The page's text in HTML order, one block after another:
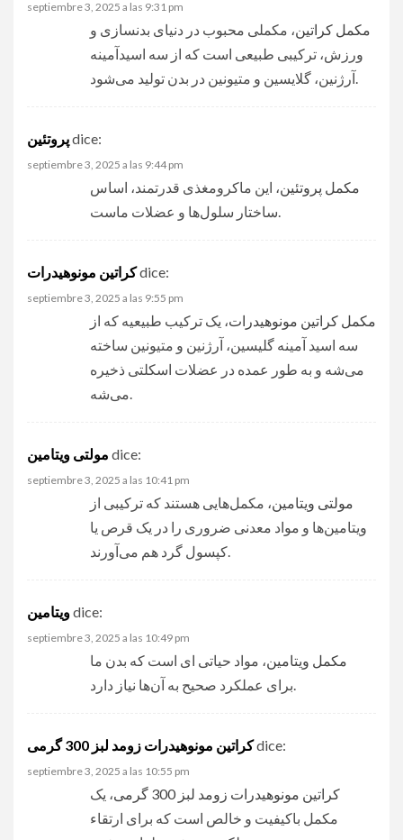
septiembre 3, 2025 a las 9:31 pm
مکمل کراتین، مکملی محبوب در دنیای بدنسازی و
ورزش، ترکیبی طبیعی است که از سه اسیدآمینه
آرژنین، گلایسین و متیونین در بدن تولید می‌شود.
پروتئینdice:
septiembre 3, 2025 a las 9:44 pm
مکمل پروتئین، این ماکرومغذی قدرتمند، اساس
ساختار سلول‌ها و عضلات ماست.
کراتین مونوهیدراتdice:
septiembre 3, 2025 a las 9:55 pm
مکمل کراتین مونوهیدرات، یک ترکیب طبیعیه که از
سه اسید آمینه گلیسین، آرژنین و متیونین ساخته
می‌شه و به طور عمده در عضلات اسکلتی ذخیره
می‌شه.
dice:
septiembre 3, 2025 a las 10:41 pm
مولتی‌ ویتامین‌، مکمل‌هایی هستند که ترکیبی از
ویتامین‌ها و مواد معدنی ضروری را در یک قرص یا
کپسول گرد هم می‌آورند.
ویتامینdice:
septiembre 3, 2025 a las 10:49 pm
مکمل‌ ویتامین، مواد حیاتی‌ ای است که بدن ما
برای عملکرد صحیح به آن‌ها نیاز دارد.
کراتین مونوهیدرات زومد لبز 300 گرمیdice:
septiembre 3, 2025 a las 10:55 pm
کراتین مونوهیدرات زومد لبز 300 گرمی
، یک
مکمل باکیفیت و خالص است که برای ارتقاء